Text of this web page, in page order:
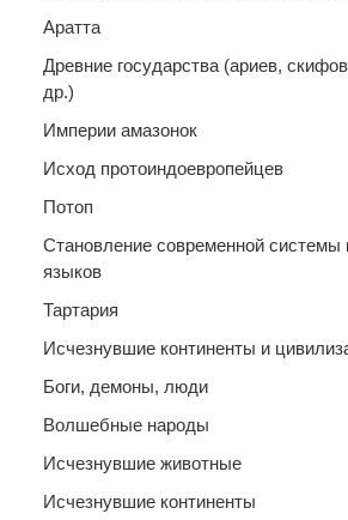
Аратта
Древние государства (ариев,
др.)
Империи амазонок
Исход протоиндоевропейцев
Потоп
Становление современной системы
языков
Тартария
Исчезнувшие континенты и
Боги, демоны, люди
Волшебные народы
Исчезнувшие животные
Исчезнувшие континенты